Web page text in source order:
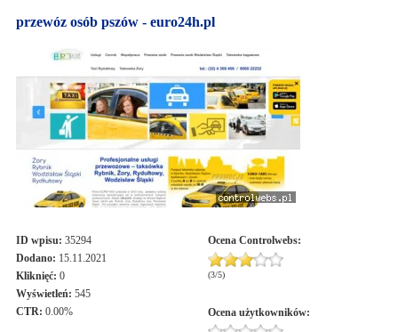
przewóz osób pszów - euro24h.pl
ID wpisu: 35294
Dodano: 15.11.2021
Kliknięć: 0
Wyświetleń: 545
CTR: 0.00%
Ocena Controlwebs:
(3/5)
Ocena użytkowników: